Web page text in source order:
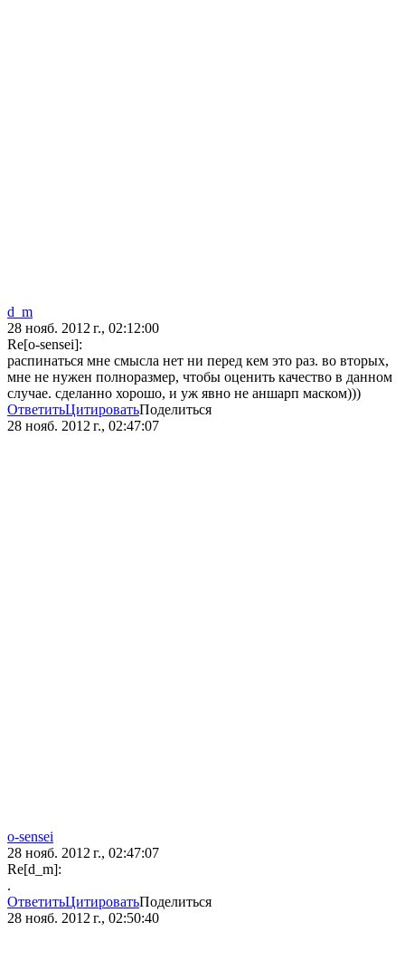
d_m
28 нояб. 2012 г., 02:12:00
Re[o-sensei]:
распинаться мне смысла нет ни перед кем это раз. во вторых,
мне не нужен полноразмер, чтобы оценить качество в данном
случае. сделанно хорошо, и уж явно не аншарп маском)))
ОтветитьЦитироватьПоделиться
28 нояб. 2012 г., 02:47:07
o-sensei
28 нояб. 2012 г., 02:47:07
Re[d_m]:
.
ОтветитьЦитироватьПоделиться
28 нояб. 2012 г., 02:50:40